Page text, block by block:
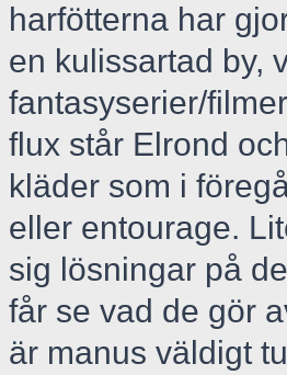
harfötterna har
en kulissartad by,
fantasyserier/
flux står Elrond
kläder som i
eller entourage.
sig lösningar på
får se vad de gör
är manus väldigt